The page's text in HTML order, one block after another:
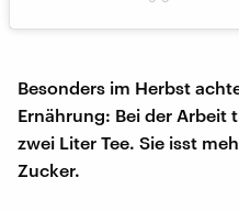
Besonders im Herbst
Ernährung: Bei der Arbeit
zwei Liter Tee. Sie isst
Zucker.